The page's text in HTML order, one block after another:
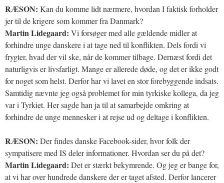
RÆSON: Kan du komme lidt nærmere, hvordan I faktisk forholder
jer til de krigere som kommer fra Danmark?
Martin Lidegaard: Vi forsøger med alle gældende midler at
forhindre unge danskere i at tage ned til konflikten. Dels fordi vi
frygter, hvad der vil ske, når de kommer tilbage. Dernæst fordi det
naturligvis er livsfarligt. Mange er allerede døde, og det er ikke godt
for noget som helst. Derfor har vi lavet en stor forebyggende indsats.
Samtidig nævnte jeg også problemet for min tyrkiske kollega, da jeg
var i Tyrkiet. Her sagde han ja til at samarbejde omkring at
forhindre de unge mennesker i at rejse ud og deltage i konflikten.
RÆSON: Der findes danske Facebook-sider, hvor folk der
sympatisere med IS deler informationer. Hvordan ser du på det?
Martin Lidegaard: Det er stærkt bekymrende. Og jeg er bange for,
at vi har over hundrede danskere der er taget afsted. Derfor lancerer